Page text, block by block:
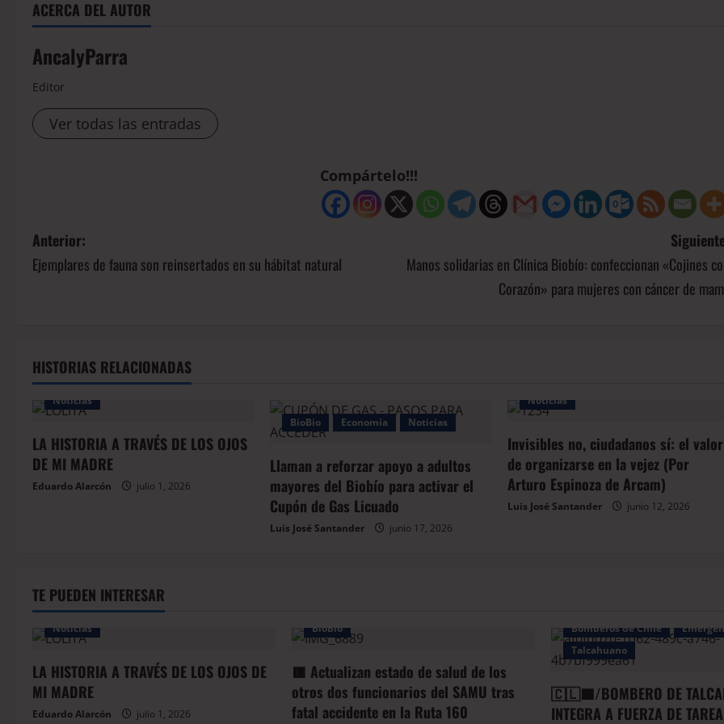
ACERCA DEL AUTOR
AncalyParra
Editor
Ver todas las entradas
Compártelo!!!
Anterior:
Ejemplares de fauna son reinsertados en su hábitat natural
Manos solidarias en Clínica Biobío: confeccionan «Cojines
Corazón» para mujeres con cáncer de
HISTORIAS RELACIONADAS
Noticias
LA HISTORIA A TRAVÉS DE LOS OJOS
DE MI MADRE
Eduardo Alarcón julio 1, 2026
BioBio Economía Noticias
Llaman a reforzar apoyo a adultos
mayores del Biobío para activar el
Cupón de Gas Licuado
Luis José Santander junio 17, 2026
Noticias
Invisibles no, ciudadanos sí: el valor
de organizarse en la vejez (Por
Arturo Espinoza de Arcam)
Luis José Santander junio 12, 2026
TE PUEDEN INTERESAR
Noticias
LA HISTORIA A TRAVÉS DE LOS OJOS DE
MI MADRE
Eduardo Alarcón julio 1, 2026
BioBio
🟥 Actualizan estado de salud de los
otros dos funcionarios del SAMU tras
fatal accidente en la Ruta 160
Bomberos de Chile
Talcahuano
🇨🇱🟦/BOMBERO DE
INTEGRA A FUERZA DE TAREA